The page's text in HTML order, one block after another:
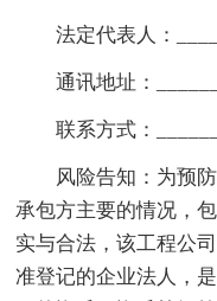
法定代表人：
通讯地址：
联系方式：
风险告知：为预
承包方主要的情况，
实与合法，该工程公
准登记的企业法人，